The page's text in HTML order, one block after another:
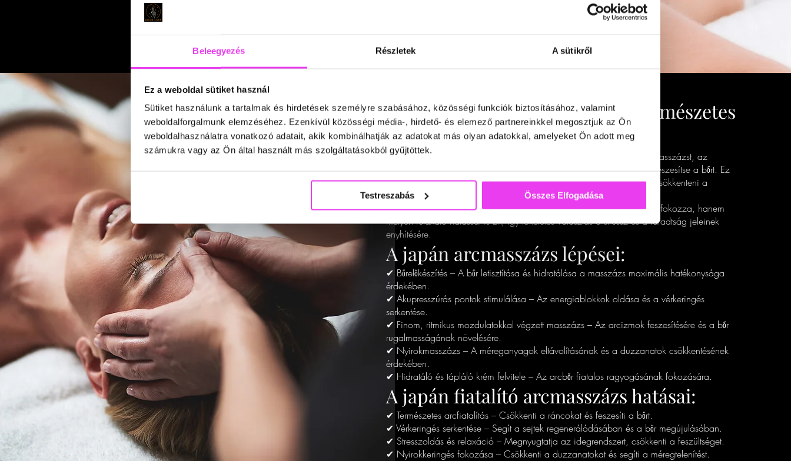
Beleegyezés Részletek A sütikről
Ez a weboldal sütiket használ
Sütiket használunk a tartalmak és hirdetések személyre szabásához, közösségi funkciók biztosításához, valamint
weboldalforgalmunk elemzéséhez. Ezenkívül közösségi média-, hirdető- és elemező partnereinkkel megosztjuk az Ön
weboldalhasználatra vonatkozó adatait, akik kombinálhatják az adatokat más olyan adatokkal, amelyeket Ön adott meg
számukra vagy az Ön által használt más szolgáltatásokból gyűjtöttek.
Testreszabás Összes Elfogadása
Japán fiatalító arcmasszázs – Természetes
szépség és harmónia
A japán fiatalító arcmasszázs egy ősi technika, amely ötvözi a kézi masszázst, az
akupresszúrát és a nyirokstimulációt, hogy természetesen fiatalítsa és feszesítse a bőrt. Ez
a különleges kezelés nemcsak az arcizmokat tonizálja, hanem segít csökkenteni a
ráncokat, fokozza a vérkeringést és elősegíti a sejtek regenerálódását.
Ez a masszázstechnika nemcsak az arcbőr feszességét és ragyogását fokozza, hanem
mélyen relaxáló hatással is bír, így tökéletes választás a stressz és a fáradtság jeleinek
enyhítésére.
A japán arcmasszázs lépései:
✔ Bőrelőkészítés – A bőr letisztítása és hidratálása a masszázs maximális hatékonysága
érdekében.
✔ Akupresszúrás pontok stimulálása – Az energiablokkok oldása és a vérkeringés
serkentése.
✔ Finom, ritmikus mozdulatokkal végzett masszázs – Az arcizmok feszesítésére és a bőr
rugalmasságának növelésére.
✔ Nyirokmasszázs – A méreganyagok eltávolításának és a duzzanatok csökkentésének
érdekében.
✔ Hidratáló és tápláló krém felvitele – Az arcbőr fiatalos ragyogásának fokozására.
A japán fiatalító arcmasszázs hatásai:
✔ Természetes arcfiatalítás – Csökkenti a ráncokat és feszesíti a bőrt.
✔ Vérkeringés serkentése – Segít a sejtek regenerálódásában és a bőr megújulásában.
✔ Stresszoldás és relaxáció – Megnyugtatja az idegrendszert, csökkenti a feszültséget.
✔ Nyirokkeringés fokozása – Csökkenti a duzzanatokat és segíti a méregtelenítést.